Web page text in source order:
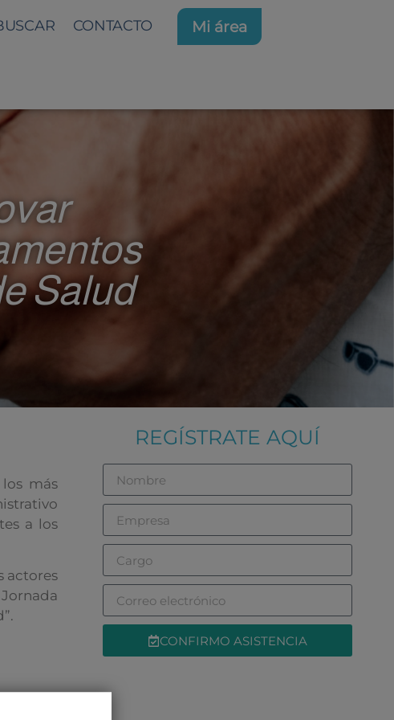
CONTACTO Mi área
Salud
más
a los
actores
REGÍSTRATE AQUÍ
CONFIRMO ASISTENCIA